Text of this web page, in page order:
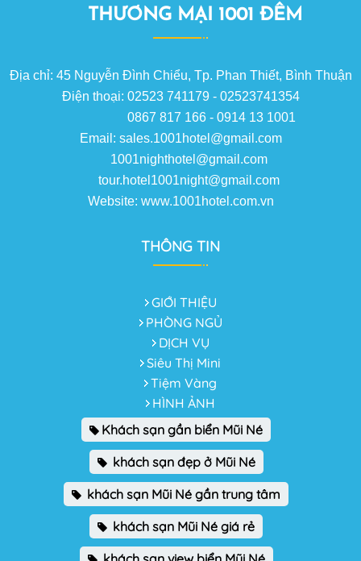
THƯƠNG MẠI 1001 ĐÊM
Địa chỉ: 45 Nguyễn Đình Chiểu, Tp. Phan Thiết, Bình Thuận
Điện thoại: 02523 741179 - 02523741354
0867 817 166 - 0914 13 1001
Email: sales.1001hotel@gmail.com
1001nighthotel@gmail.com
tour.hotel1001night@gmail.com
Website: www.1001hotel.com.vn
THÔNG TIN
GIỚI THIỆU
PHÒNG NGỦ
DỊCH VỤ
Siêu Thị Mini
Tiệm Vàng
HÌNH ẢNH
Khách sạn gần biển Mũi Né
khách sạn đẹp ở Mũi Né
khách sạn Mũi Né gần trung tâm
khách sạn Mũi Né giá rẻ